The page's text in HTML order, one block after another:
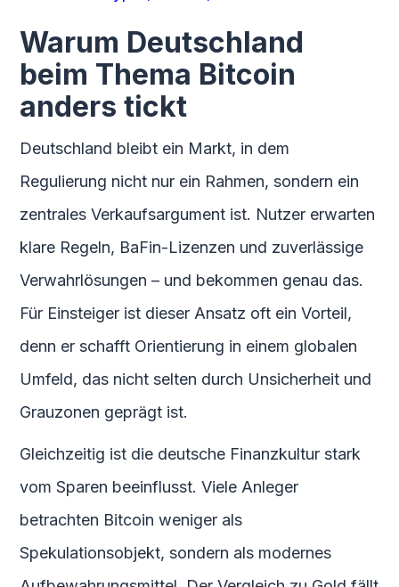
Warum Deutschland
beim Thema Bitcoin
anders tickt
Deutschland bleibt ein Markt, in dem
Regulierung nicht nur ein Rahmen, sondern ein
zentrales Verkaufsargument ist. Nutzer erwarten
klare Regeln, BaFin-Lizenzen und zuverlässige
Verwahrlösungen – und bekommen genau das.
Für Einsteiger ist dieser Ansatz oft ein Vorteil,
denn er schafft Orientierung in einem globalen
Umfeld, das nicht selten durch Unsicherheit und
Grauzonen geprägt ist.
Gleichzeitig ist die deutsche Finanzkultur stark
vom Sparen beeinflusst. Viele Anleger
betrachten Bitcoin weniger als
Spekulationsobjekt, sondern als modernes